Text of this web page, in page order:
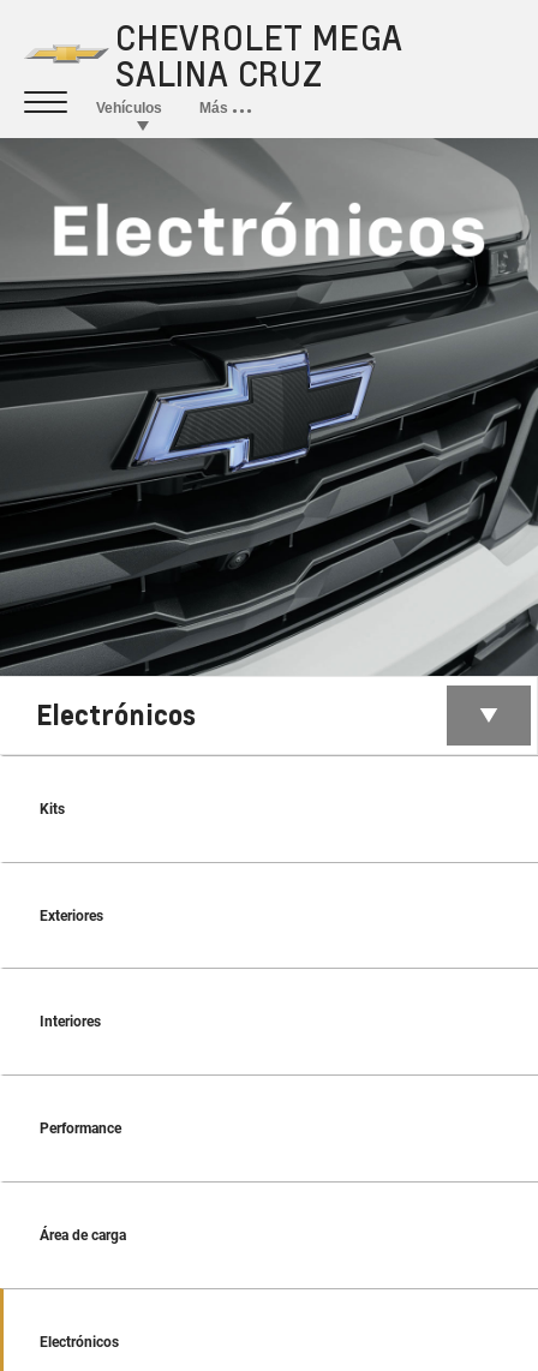
Electrónicos
Kits
Exteriores
Interiores
Performance
Área de carga
Electrónicos